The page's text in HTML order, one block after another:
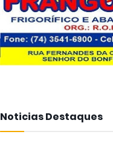
Noticias Destaques